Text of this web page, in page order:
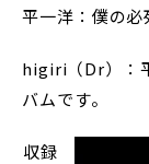
平一洋：僕の必
higiri（Dr）：
バムです。
――収録